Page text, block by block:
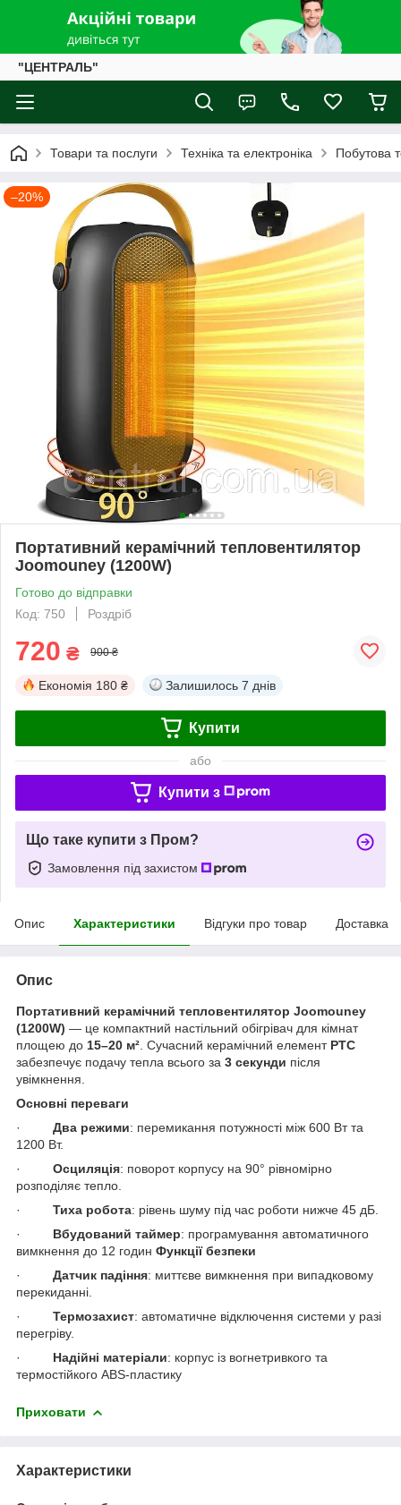
"ЦЕНТРАЛЬ"
Товари та послуги Техніка та електроніка Побутова
–20%
Портативний керамічний тепловентилятор
Joomouney (1200W)
Готово до відправки
Код: 750
Роздріб
720 ₴ 900 ₴
Економія 180 ₴ Залишилось 7 днів
Купити
або
Купити з
Що таке купити з Пром?
Замовлення під захистом
Опис Характеристики Відгуки про товар Доставка
Опис
Портативний керамічний тепловентилятор Joomouney
(1200W) — це компактний настільний обігрівач для кімнат
площею до 15–20 м² . Сучасний керамічний елемент PTC
забезпечує подачу тепла всього за 3 секунди після
увімкнення.
Основні переваги
· Два режими: перемикання потужності між 600 Вт та
1200 Вт.
· Осциляція: поворот корпусу на 90° рівномірно
розподіляє тепло.
· Тиха робота: рівень шуму під час роботи нижче 45 дБ.
· Вбудований таймер: програмування автоматичного
вимкнення до 12 годин Функції безпеки
· Датчик падіння: миттєве вимкнення при випадковому
перекиданні.
· Термозахист: автоматичне відключення системи у разі
перегріву.
· Надійні матеріали: корпус із вогнетривкого та
термостійкого ABS-пластику
Приховати
Характеристики